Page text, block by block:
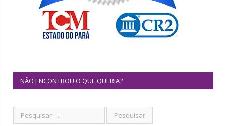
NÃO ENCONTROU O QUE QUERIA?